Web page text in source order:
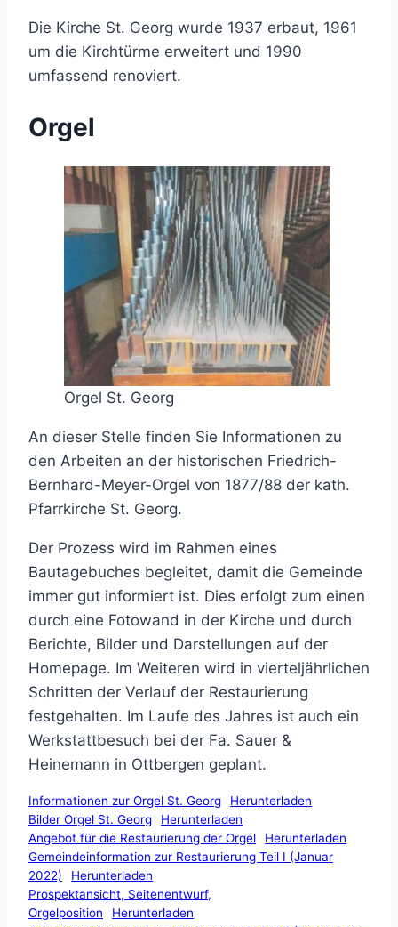
Die Kirche St. Georg wurde 1937 erbaut, 1961
um die Kirchtürme erweitert und 1990
umfassend renoviert.
Orgel
Orgel St. Georg
An dieser Stelle finden Sie Informationen zu
den Arbeiten an der historischen Friedrich-
Bernhard-Meyer-Orgel von 1877/88 der kath.
Pfarrkirche St. Georg.
Der Prozess wird im Rahmen eines
Bautagebuches begleitet, damit die Gemeinde
immer gut informiert ist. Dies erfolgt zum einen
durch eine Fotowand in der Kirche und durch
Berichte, Bilder und Darstellungen auf der
Homepage. Im Weiteren wird in vierteljährlichen
Schritten der Verlauf der Restaurierung
festgehalten. Im Laufe des Jahres ist auch ein
Werkstattbesuch bei der Fa. Sauer &
Heinemann in Ottbergen geplant.
Informationen zur Orgel St. Georg
Herunterladen
Bilder Orgel St. Georg
Herunterladen
Angebot für die Restaurierung der Orgel
Herunterladen
Gemeindeinformation zur Restaurierung Teil I (Januar
2022)
Herunterladen
Prospektansicht, Seitenentwurf,
Orgelposition
Herunterladen